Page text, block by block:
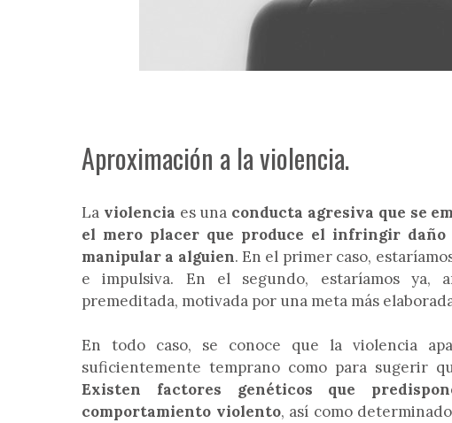
Aproximación a la violencia.
La violencia es una conducta agresiva que se
el mero placer que produce el infringir
manipular a alguien. En el primer caso,
e impulsiva. En el segundo, estaríamos
premeditada, motivada por una meta más
En todo caso, se conoce que la violencia
suficientemente temprano como para sugerir
Existen factores genéticos que
comportamiento violento, así como